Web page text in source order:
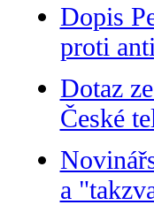
Dopis
proti
Dotaz
České
a